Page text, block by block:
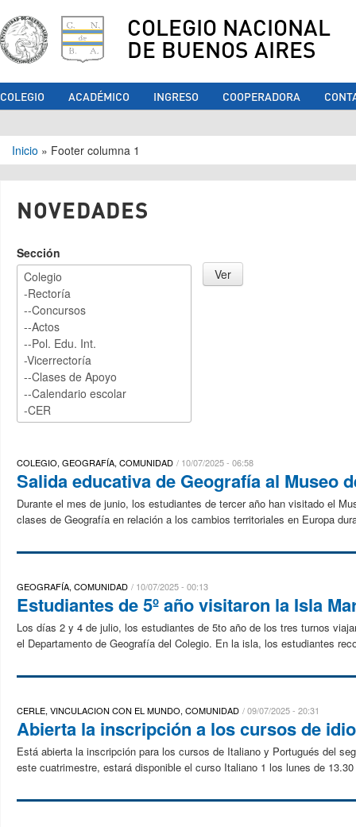
COLEGIO NACIONAL
DE BUENOS AIRES
COLEGIO ACADÉMICO INGRESO COOPERADORA
Se encuentra usted aquí
Inicio » Footer columna 1
NOVEDADES
Sección
COLEGIO, GEOGRAFÍA, COMUNIDAD 10/07/2025 - 06:58
Salida educativa de Geografía al Museo
Durante el mes de junio, los estudiantes de tercer año han visitado el
clases de Geografía en relación a los cambios territoriales en Europa
GEOGRAFÍA, COMUNIDAD 10/07/2025 - 00:13
Estudiantes de 5º año visitaron la Isla
Los días 2 y 4 de julio, los estudiantes de 5to año de los tres turnos
el Departamento de Geografía del Colegio. En la isla, los estudiantes
CERLE, VINCULACION CON EL MUNDO, COMUNIDAD 09/07/2025 - 20:31
Abierta la inscripción a los cursos de
Está abierta la inscripción para los cursos de Italiano y Portugués del
este cuatrimestre, estará disponible el curso Italiano 1 los lunes de